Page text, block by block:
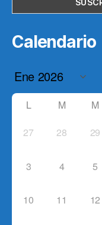
Calendario
L M M
27 28 29
3 4 5
10 11 12